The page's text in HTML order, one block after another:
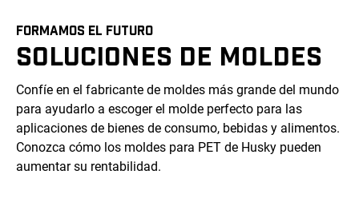
FORMAMOS EL FUTURO
SOLUCIONES DE MOLDES
Confíe en el fabricante de moldes más grande del mundo
para ayudarlo a escoger el molde perfecto para las
aplicaciones de bienes de consumo, bebidas y alimentos.
Conozca cómo los moldes para PET de Husky pueden
aumentar su rentabilidad.